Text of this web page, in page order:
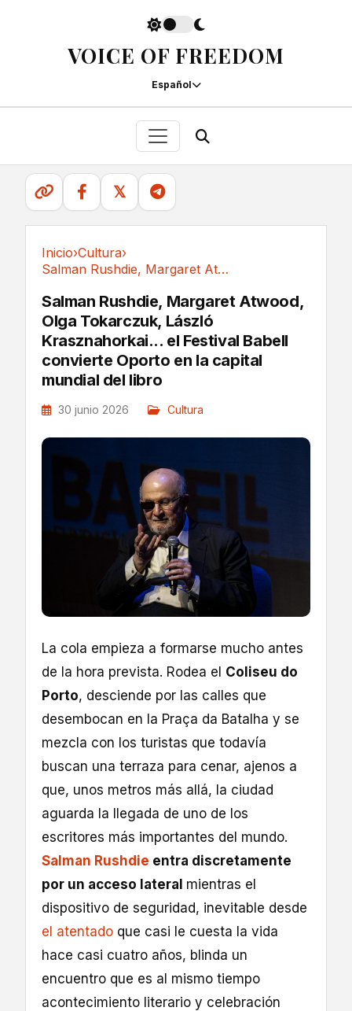
VOICE OF FREEDOM
Español
𝕏
Inicio›Cultura›
Salman Rushdie, Margaret Atwood, Olga...
Salman Rushdie, Margaret Atwood,
Olga Tokarczuk, László
Krasznahorkai... el Festival Babell
convierte Oporto en la capital
mundial del libro
30 junio 2026 Cultura
La cola empieza a formarse mucho antes
de la hora prevista. Rodea el Coliseu do
Porto, desciende por las calles que
desembocan en la Praça da Batalha y se
mezcla con los turistas que todavía
buscan una terraza para cenar, ajenos a
que, unos metros más allá, la ciudad
aguarda la llegada de uno de los
escritores más importantes del mundo.
Salman Rushdie entra discretamente
por un acceso lateral mientras el
dispositivo de seguridad, inevitable desde
el atentado que casi le cuesta la vida
hace casi cuatro años, blinda un
encuentro que es al mismo tiempo
acontecimiento literario y celebración